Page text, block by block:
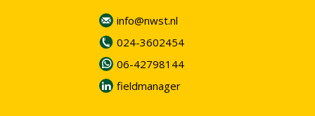
info@nwst.nl
024-3602454
06-42798144
fieldmanager